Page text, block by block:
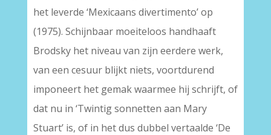
het leverde ‘Mexicaans divertimento’ op
(1975). Schijnbaar moeiteloos handhaaft
Brodsky het niveau van zijn eerdere werk,
van een cesuur blijkt niets, voortdurend
imponeert het gemak waarmee hij schrijft, of
dat nu in ‘Twintig sonnetten aan Mary
Stuart’ is, of in het dus dubbel vertaalde ‘De